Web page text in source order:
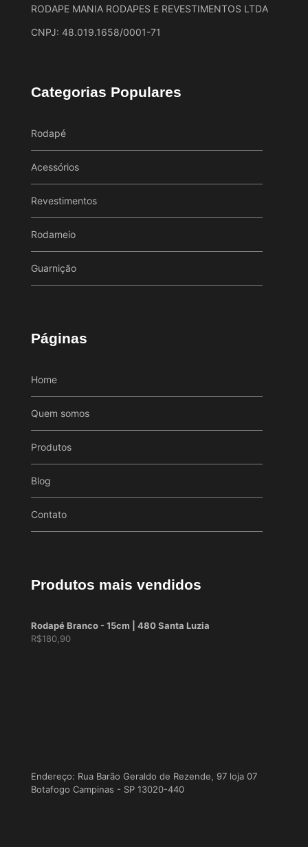
RODAPE MANIA RODAPES E REVESTIMENTOS LTDA
CNPJ: 48.019.1658/0001-71
Categorias Populares
Rodapé
Acessórios
Revestimentos
Rodameio
Guarnição
Páginas
Home
Quem somos
Produtos
Blog
Contato
Produtos mais vendidos
Rodapé Branco - 15cm | 480 Santa Luzia
R$180,90
Endereço: Rua Barão Geraldo de Rezende, 97 loja 07
Botafogo Campinas - SP 13020-440